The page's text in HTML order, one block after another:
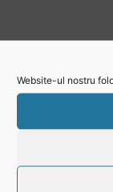
Website-ul nostru